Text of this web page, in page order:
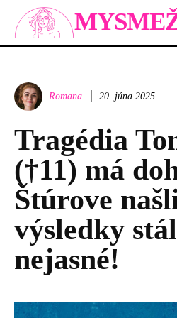
Romana 20. júna 2025
Tragédia
(†11) má
Štúrove
výsledky
nejasné!